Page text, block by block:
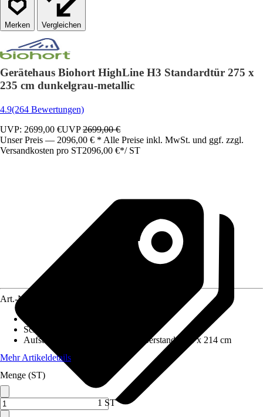
Vergleichen
Gerätehaus Biohort HighLine H3 Standardtür 275 x
235 cm dunkelgrau-metallic
4.9(264 Bewertungen)
UVP: 2699,00 €UVP2699,00 €
Unser Preis — 2096,00 € * Alle Preise inkl. MwSt. und ggf. zzgl.
Versandkosten pro ST2096,00 €*/ ST
Art.-Nr.
Schneelast
Aufstellmaße B x T ohne Dachüberstand:
254 x 214 cm
Mehr Artikeldetails
Menge (ST)
1 ST